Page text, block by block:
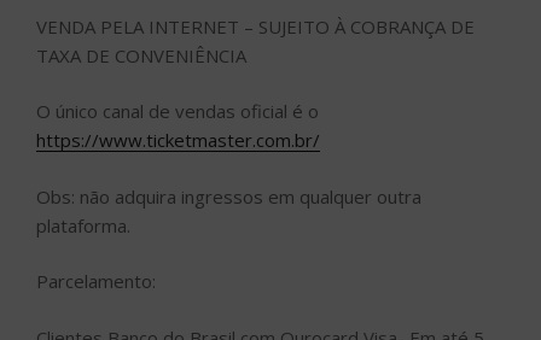
VENDA PELA INTERNET – SUJEITO À COBRANÇA DE
TAXA DE CONVENIÊNCIA
O único canal de vendas oficial é o
https://www.ticketmaster.com.br/
Obs: não adquira ingressos em qualquer outra
plataforma.
Parcelamento: